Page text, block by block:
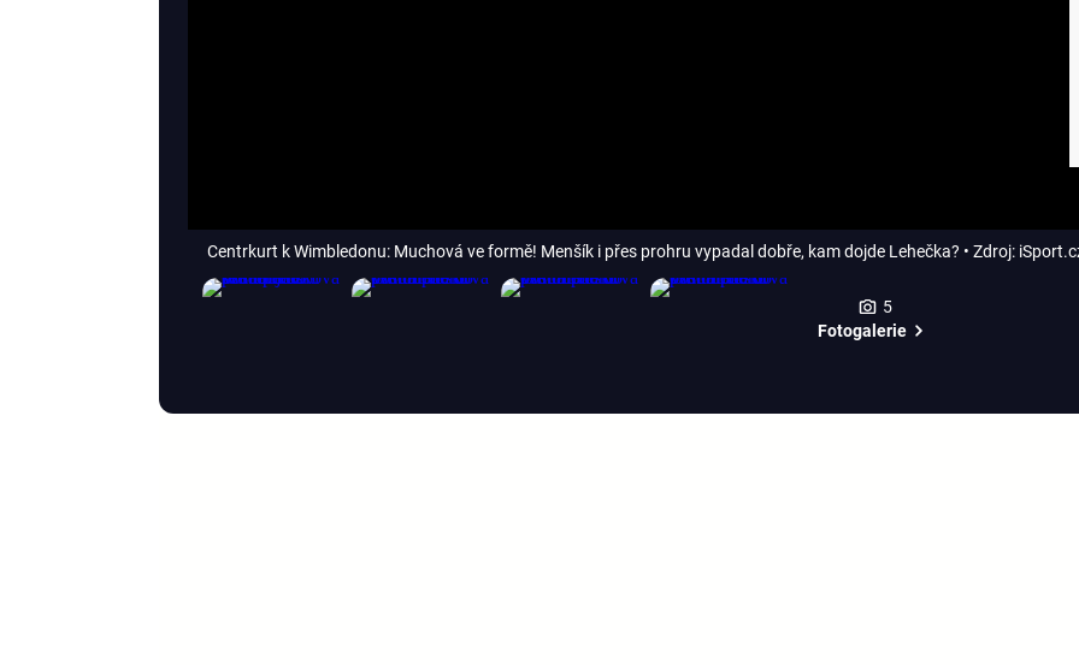
Centrkurt k Wimbledonu: Muchová ve formě! Menšík i přes prohru vypadal dobře, kam dojde Lehečka? • Zdroj:
5
Fotogalerie